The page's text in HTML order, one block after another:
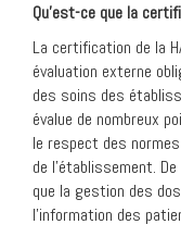
Qu’est-ce que la
La certification de la
évaluation externe
des soins des
évalue de nombreux
le respect des
de l’établissement.
que la gestion des
l’information des